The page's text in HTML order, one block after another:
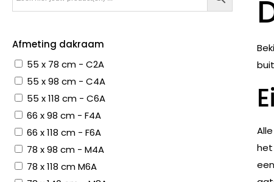
het
Afmeting dakraam
55 x 78 cm - C2A
55 x 98 cm - C4A
55 x 118 cm - C6A
66 x 98 cm - F4A
66 x 118 cm - F6A
78 x 98 cm - M4A
78 x 118 cm M6A